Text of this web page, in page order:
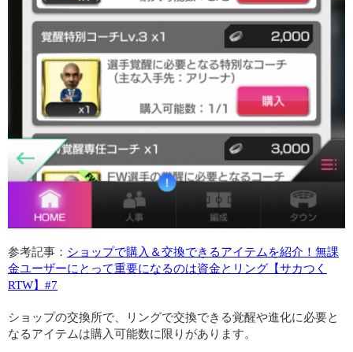
参考記事： ショップで購入＆交換できるアイテムを紹介！無課
金ユーザーにとって重要になるのは資金とリング【サカつく
RTW】#7
ショップの交換所で、リングで交換できる覚醒や進化に必要と
なるアイテムは購入可能数に限りがあります。